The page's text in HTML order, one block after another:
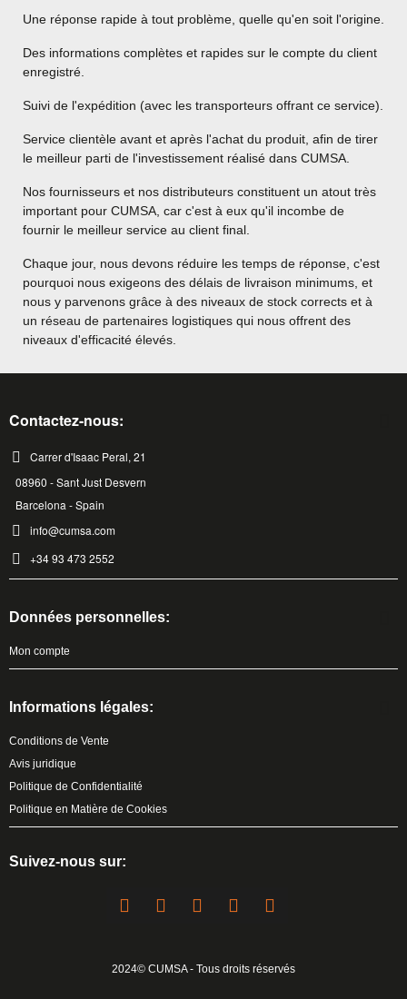
Une réponse rapide à tout problème, quelle qu'en soit l'origine.
Des informations complètes et rapides sur le compte du client
enregistré.
Suivi de l'expédition (avec les transporteurs offrant ce service).
Service clientèle avant et après l'achat du produit, afin de tirer
le meilleur parti de l'investissement réalisé dans CUMSA.
Nos fournisseurs et nos distributeurs constituent un atout très
important pour CUMSA, car c'est à eux qu'il incombe de
fournir le meilleur service au client final.
Chaque jour, nous devons réduire les temps de réponse, c'est
pourquoi nous exigeons des délais de livraison minimums, et
nous y parvenons grâce à des niveaux de stock corrects et à
un réseau de partenaires logistiques qui nous offrent des
niveaux d'efficacité élevés.
Contactez-nous:
Carrer d'Isaac Peral, 21
08960 - Sant Just Desvern
Barcelona - Spain
info@cumsa.com
+34 93 473 2552
Données personnelles:
Mon compte
Informations légales:
Conditions de Vente
Avis juridique
Politique de Confidentialité
Politique en Matière de Cookies
Suivez-nous sur:
2024© CUMSA - Tous droits réservés